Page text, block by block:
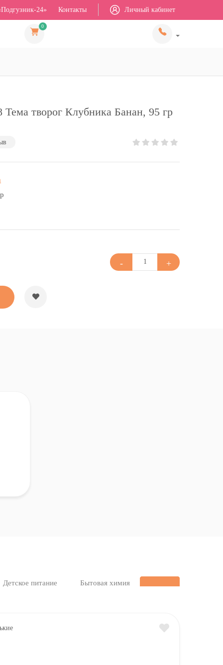
24» Контакты Личный кабинет
0
творог Клубника Банан, 95 гр
Детское питание Бытовая химия